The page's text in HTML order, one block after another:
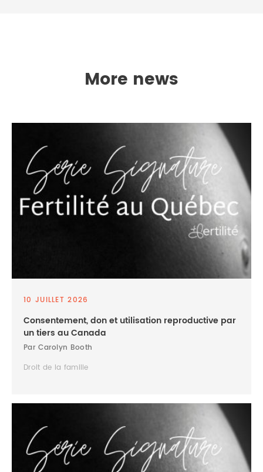
More news
10 JUILLET 2026
Consentement, don et utilisation reproductive par
un tiers au Canada
Par Carolyn Booth
Droit de la famille